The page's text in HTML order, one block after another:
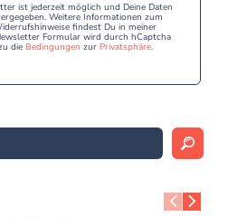
ist jederzeit möglich und Deine Daten
Weitere Informationen zum
findest Du in meiner
Formular wird durch hCaptcha
die Bedingungen zur Privatsphäre.